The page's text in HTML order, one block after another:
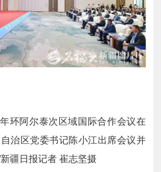
环阿尔泰次区域国际合作会议在
治区党委书记陈小江出席会议并
疆日报记者 崔志坚摄